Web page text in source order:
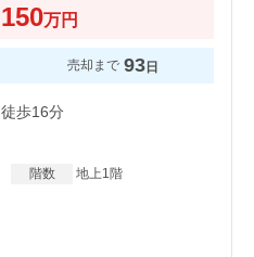
150万円
売却まで 93日
東武伊勢崎線 大袋駅 徒歩16分
階数
地上1階